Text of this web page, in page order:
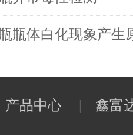
瓶体白化现象产生
产品中心 | 鑫富